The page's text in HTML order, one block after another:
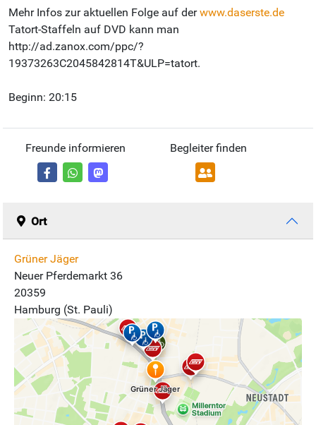
Mehr Infos zur aktuellen Folge auf derwww.daserste.de
Tatort-Staffeln auf DVD kann man
http://ad.zanox.com/ppc/?
19373263C2045842814T&ULP=tatort.
Beginn: 20:15
Freunde informieren Begleiter finden
Ort
Grüner Jäger
Neuer Pferdemarkt 36
20359
Hamburg (St. Pauli)